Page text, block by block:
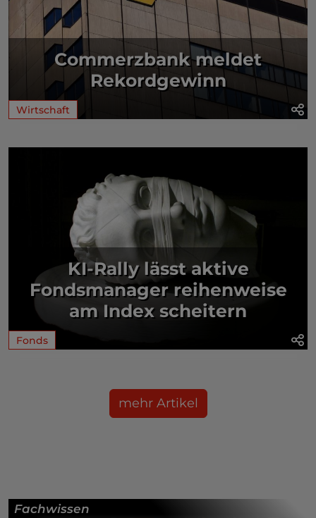
Commerzbank meldet
Rekordgewinn
Wirtschaft
KI-Rally lässt aktive
Fondsmanager reihenweise
am Index scheitern
Fonds
mehr Artikel
Fachwissen